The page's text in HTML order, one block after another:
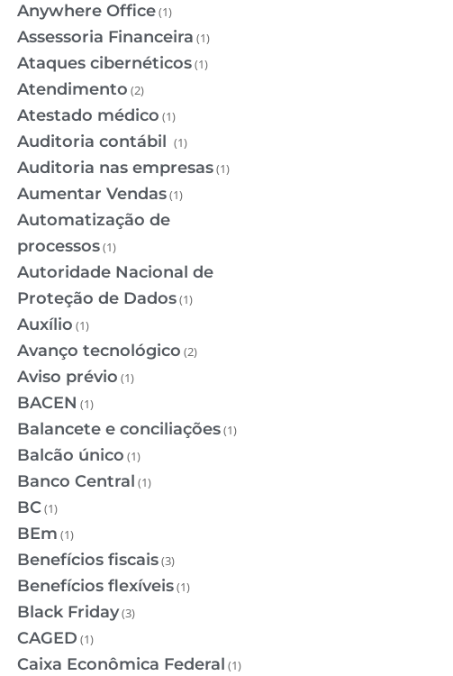
Anywhere Office(1)
Assessoria Financeira (1)
Ataques cibernéticos(1)
Atendimento (2)
Atestado médico (1)
Auditoria contábil (1)
Auditoria nas empresas(1)
Aumentar Vendas(1)
Automatização de
processos(1)
Autoridade Nacional de
Proteção de Dados(1)
Auxílio (1)
Avanço tecnológico (2)
Aviso prévio (1)
BACEN (1)
Balancete e conciliações(1)
Balcão único (1)
Banco Central (1)
BC(1)
BEm (1)
Benefícios fiscais(3)
Benefícios flexíveis(1)
Black Friday(3)
CAGED (1)
Caixa Econômica Federal (1)